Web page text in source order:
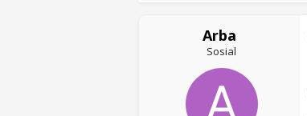
Arba
Sosial